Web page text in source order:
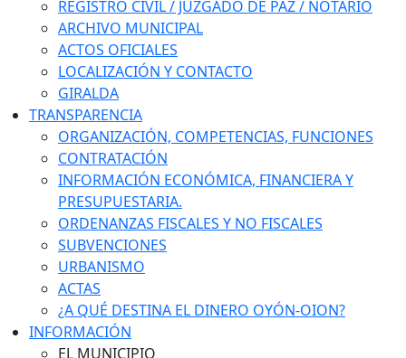
REGISTRO CIVIL / JUZGADO DE PAZ / NOTARIO
ARCHIVO MUNICIPAL
ACTOS OFICIALES
LOCALIZACIÓN Y CONTACTO
GIRALDA
TRANSPARENCIA
ORGANIZACIÓN, COMPETENCIAS, FUNCIONES
CONTRATACIÓN
INFORMACIÓN ECONÓMICA, FINANCIERA Y
PRESUPUESTARIA.
ORDENANZAS FISCALES Y NO FISCALES
SUBVENCIONES
URBANISMO
ACTAS
¿A QUÉ DESTINA EL DINERO OYÓN-OION?
INFORMACIÓN
EL MUNICIPIO